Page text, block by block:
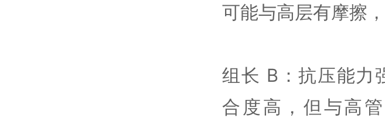
可能与高层有摩擦
组长 B：抗压能力
合度高，但与高